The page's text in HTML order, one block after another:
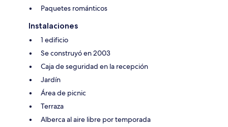
Paquetes románticos
Instalaciones
1 edificio
Se construyó en 2003
Caja de seguridad en la recepción
Jardín
Área de picnic
Terraza
Alberca al aire libre por temporada